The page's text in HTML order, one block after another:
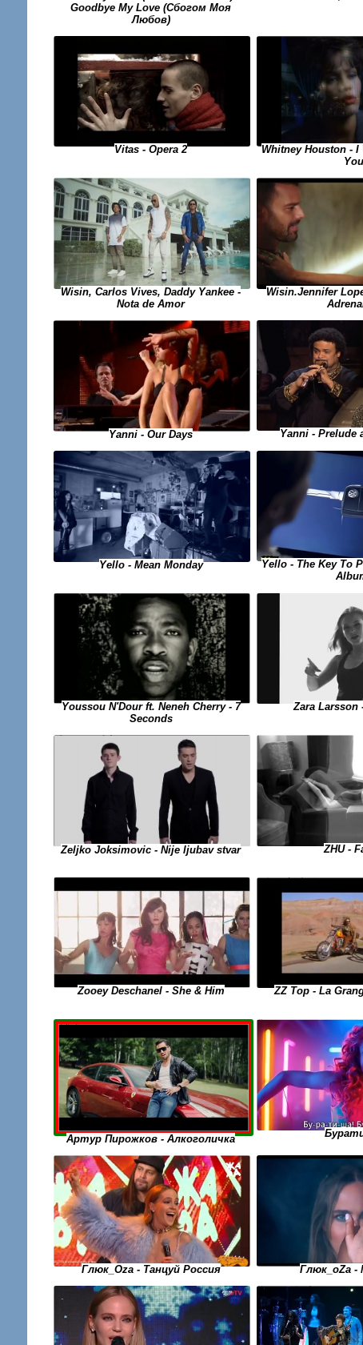
Goodbye My Love (Сбогом Моя
Любов)
Vitas - Opera 2
Whitney Houston -
You
Wisin, Carlos Vives, Daddy Yankee -
Nota de Amor
Wisin.Jennifer
Yanni - Our Days Yanni - Prelude
Yello - Mean Monday
Yello - The Key To
Youssou N'Dour ft. Neneh Cherry - 7
Seconds
Zara Larsson
Zeljko Joksimovic - Nije ljubav stvar ZHU -
Zooey Deschanel - She & Him ZZ Top - La
Артур Пирожков - Алкоголичка
Глюк_Oza - Танцуй Россия Глюк_оZа -